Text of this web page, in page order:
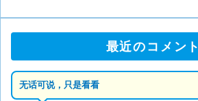
最近のコメント
无话可说，只是看看